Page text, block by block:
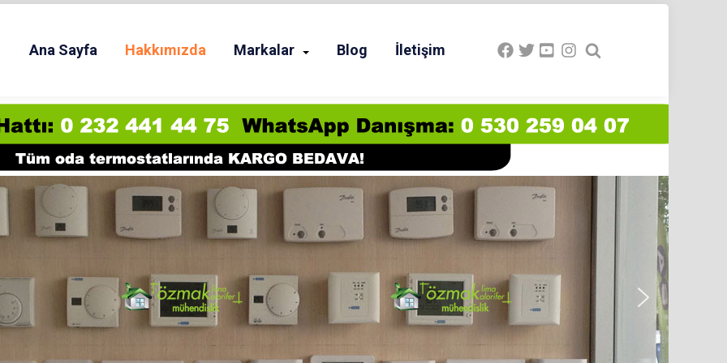
TERMOSTATI
Ana Sayfa Hakkımızda Markalar Blog İletişim